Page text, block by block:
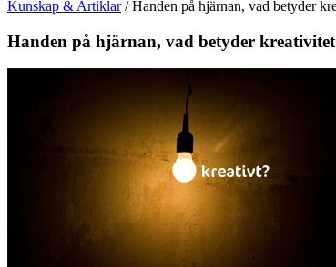
Kunskap & Artiklar/Handen på hjärnan, vad betyder
Handen på hjärnan, vad betyder